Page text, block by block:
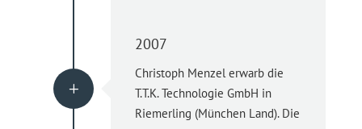
L
2007
Christoph Menzel erwarb die
T.T.K. Technologie GmbH in
Riemerling (München Land). Die